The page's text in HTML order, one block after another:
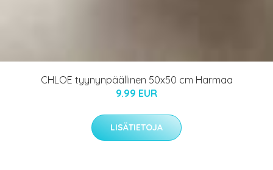
CHLOE tyynynpäällinen 50x50 cm Harmaa
9.99 EUR
LISÄTIETOJA